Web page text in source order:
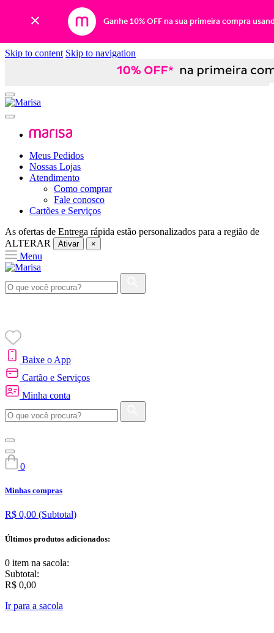
Ganhe 10% OFF na sua primeira compra
Skip to content Skip to navigation
Meus Pedidos
Nossas Lojas
Atendimento
Como comprar
Fale conosco
Cartões e Serviços
As ofertas de Entrega rápida estão personalizados para a região de
ALTERAR
Ativar ×
Menu
Baixe o App
Cartão e Serviços
Minha conta
0
Minhas compras
R$ 0,00 (Subtotal)
Últimos produtos adicionados:
0 item na sacola:
Subtotal:
R$ 0,00
Ir para a sacola